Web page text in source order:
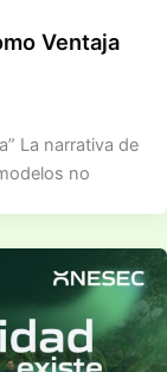
Ventaja
La narrativa de
no